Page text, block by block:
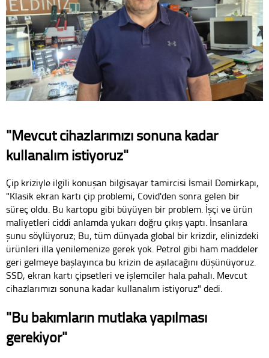
"Mevcut cihazlarımızı sonuna kadar
kullanalım istiyoruz"
Çip kriziyle ilgili konuşan bilgisayar tamircisi İsmail Demirkapı,
"Klasik ekran kartı çip problemi, Covid'den sonra gelen bir
süreç oldu. Bu kartopu gibi büyüyen bir problem. İşçi ve ürün
maliyetleri ciddi anlamda yukarı doğru çıkış yaptı. İnsanlara
şunu söylüyoruz; Bu, tüm dünyada global bir krizdir, elinizdeki
ürünleri illa yenilemenize gerek yok. Petrol gibi ham maddeler
geri gelmeye başlayınca bu krizin de aşılacağını düşünüyoruz.
SSD, ekran kartı çipsetleri ve işlemciler hala pahalı. Mevcut
cihazlarımızı sonuna kadar kullanalım istiyoruz" dedi.
"Bu bakımların mutlaka yapılması
gerekiyor"